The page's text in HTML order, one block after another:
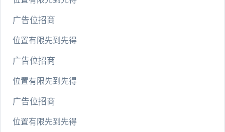
广告位招商
位置有限先到先得
广告位招商
位置有限先到先得
广告位招商
位置有限先到先得